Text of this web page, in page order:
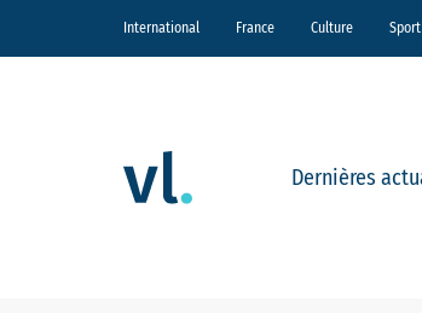
International France Culture Sport
Dernières